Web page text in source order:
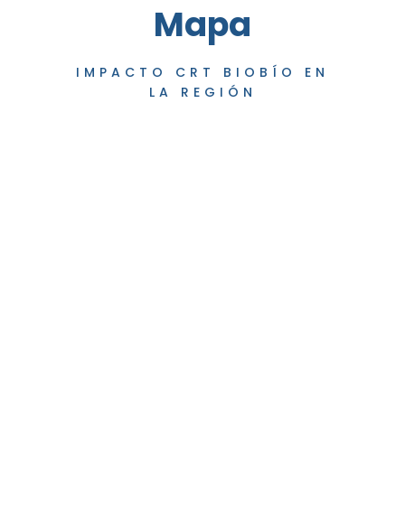
Mapa
IMPACTO CRT BIOBÍO EN
LA REGIÓN